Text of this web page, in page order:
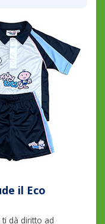
il Eco
dà diritto ad